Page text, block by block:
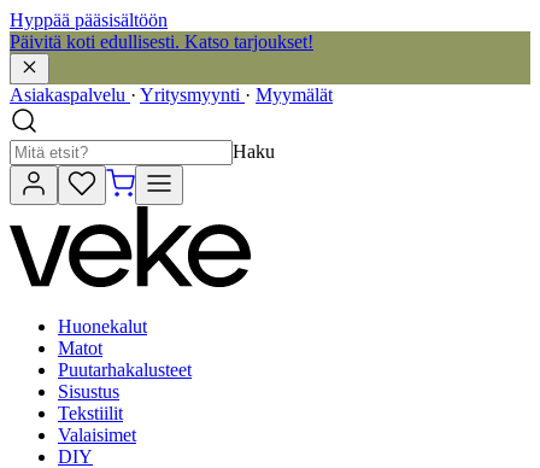
Hyppää pääsisältöön
Päivitä koti edullisesti. Katso tarjoukset!
Asiakaspalvelu · Yritysmyynti · Myymälät
Haku
Huonekalut
Matot
Puutarhakalusteet
Sisustus
Tekstiilit
Valaisimet
DIY